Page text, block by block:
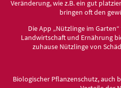
Veränderung, wie z.B. ein gut
bringen oft den
Die App „Nützlinge im
Landwirtschaft und Ernährung
zuhause Nützlinge von
Biologischer Pflanzenschutz, auch